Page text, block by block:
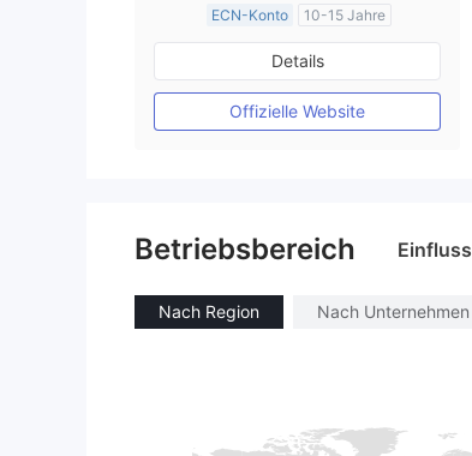
ECN-Konto
10-15 Jahre
AustralienRegulierung
Market Making (MM)
MT4-Volllizenz
Details
Offizielle Website
Betriebsbereich Einfluss
Nach Region Nach Unternehmen